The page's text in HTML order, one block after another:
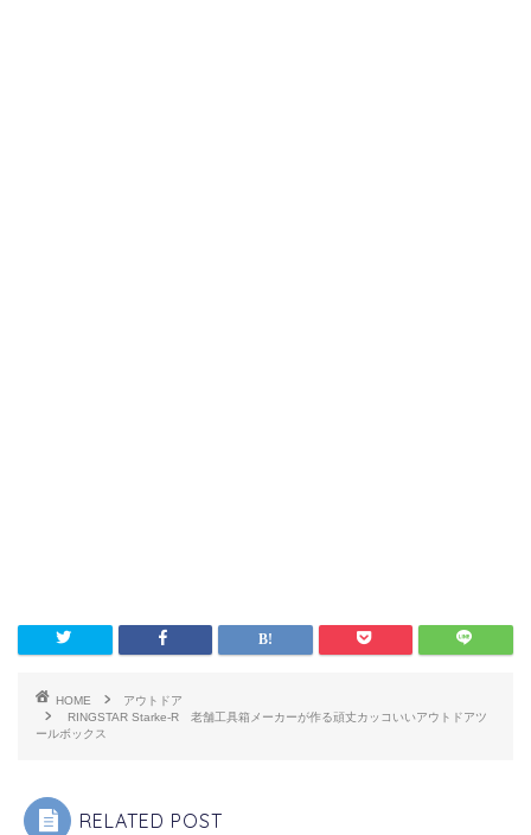
HOME
アウトドア
RINGSTAR Starke-R 老舗工具箱メーカーが作る頑丈カッコいいアウトドアツ
ールボックス
RELATED POST